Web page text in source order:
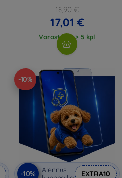
18,90 €
17,01 €
Varastossa > 5 kpl
-10%
-10%
Alennus
EXTRA10